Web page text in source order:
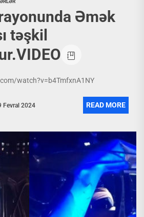
Əmək
təşkil
watch?v=b4TmfxnA1NY
Fevral 2024 READ MORE